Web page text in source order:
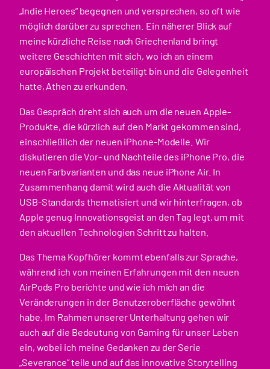
„Indie Heroes“ begegnen und versprechen, so oft wie
möglich darüber zu sprechen. Ein näherer Blick auf
meine kürzliche Reise nach Griechenland bringt
weitere Geschichten mit sich, wo ich an einem
europäischen Projekt beteiligt bin und die Gelegenheit
hatte, Athen zu erkunden.
Das Gespräch dreht sich auch um die neuen Apple-
Produkte, die kürzlich auf den Markt gekommen sind,
einschließlich der neuen iPhone-Modelle. Wir
diskutieren die Vor- und Nachteile des iPhone Pro, die
neuen Farbvarianten und das neue iPhone Air. In
Zusammenhang damit wird auch die Aktualität von
USB-Standards thematisiert und wir hinterfragen, ob
Apple genug Innovationsgeist an den Tag legt, um mit
den aktuellen Technologien Schritt zu halten.
Das Thema Kopfhörer kommt ebenfalls zur Sprache,
während ich von meinen Erfahrungen mit den neuen
AirPods Pro berichte und wie ich mich an die
Veränderungen in der Benutzeroberfläche gewöhnt
habe. Im Rahmen unserer Unterhaltung gehen wir
auch auf die Bedeutung von Gaming für unser Leben
ein, wobei ich meine Gedanken zu der Serie
„Severance“ teile und auf das innovative Storytelling